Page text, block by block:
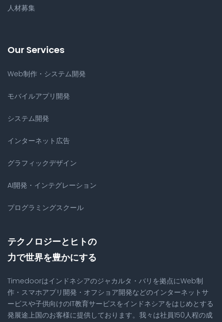
人材募集
Our Services
Web制作・システム開発
モバイルアプリ開発
システム開発
インターネット広告
グラフィックデザイン
AI開発・インテグレーション
プログラミングスクール
テクノロジーとヒトの
力で世界を豊かにする
Timedoorはインドネシアのジャカルタ・バリを拠点にWeb制
作・スマホアプリ開発・オフショア開発などのインターネットサ
ービスや子供向けのIT教育サービスをインドネシアをはじめとする
発展途上国のお客様に提供しております。我々は社員150人程の成